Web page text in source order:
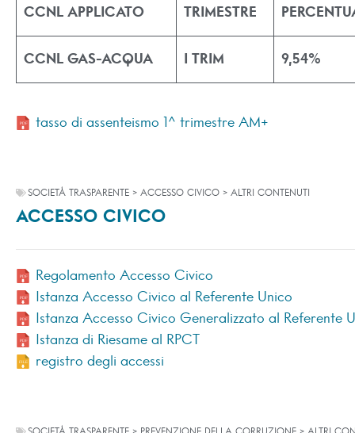
CCNL APPLICATO TRIMESTRE
CCNL GAS-ACQUA I TRIM 9,54%
tasso di assenteismo 1^ trimestre AM+
SOCIETÀ TRASPARENTE > ACCESSO CIVICO > ALTRI CONTENUTI
ACCESSO CIVICO
Regolamento Accesso Civico
Istanza Accesso Civico al Referente Unico
Istanza Accesso Civico Generalizzato al Referente
Istanza di Riesame al RPCT
registro degli accessi